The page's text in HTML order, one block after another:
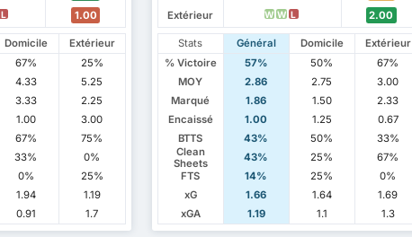
L 1.00
Domicile
Extérieur
67%
25%
4.33
5.25
3.33
2.25
1.00
3.00
67%
75%
33%
0%
0%
25%
1.94
1.19
0.91 1.7
Extérieur
W W L 2.00
Stats Général Domicile
Extérieur
% Victoire
57% 50%
67%
MOY
2.86 2.75
3.00
Marqué
1.86 1.50
2.33
Encaissé
1.00 1.25
0.67
BTTS
43% 50%
33%
Clean
Sheets
43% 25%
67%
FTS
14% 25%
0%
xG
1.66 1.64
1.69
xGA
1.19 1.1 1.3